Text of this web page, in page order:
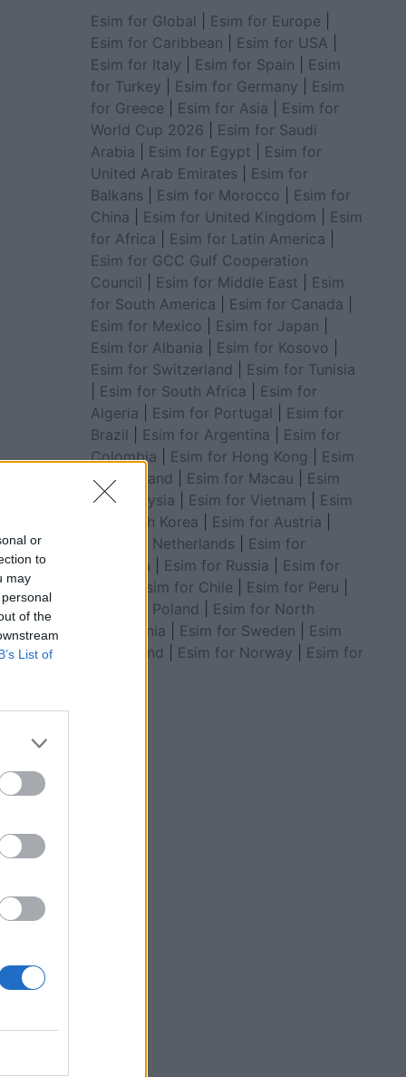
or
to
may
of the
List of
Esim for Global Esim for Europe
Esim for Caribbean
Esim for USA
Esim for Italy
Esim for Spain
Esim
for Turkey
Esim for Germany
Esim
for Greece
Esim for Asia
Esim for
World Cup 2026
Esim for Saudi
Arabia
Esim for Egypt
Esim for
United Arab Emirates
Esim for
Balkans
Esim for Morocco
Esim for
China
Esim for United Kingdom
Esim
for Africa
Esim for Latin America
Esim for GCC Gulf Cooperation
Council
Esim for Middle East
Esim
for South America
Esim for Canada
Esim for Mexico
Esim for Japan
Esim for Albania
Esim for Kosovo
Esim for Switzerland
Esim for Tunisia
Esim for South Africa
Esim for
Algeria
Esim for Portugal
Esim for
Brazil
Esim for Argentina
Esim for
Colombia
Esim for Hong Kong
Esim
for Thailand
Esim for Macau
Esim
for Malaysia
Esim for Vietnam
Esim
for South Korea
Esim for Austria
Esim for Netherlands
Esim for
Australia
Esim for Russia
Esim for
Esim for Chile Esim for Peru
Esim for Poland
Esim for North
Macedonia
Esim for Sweden
Esim
for Finland
Esim for Norway
Esim for